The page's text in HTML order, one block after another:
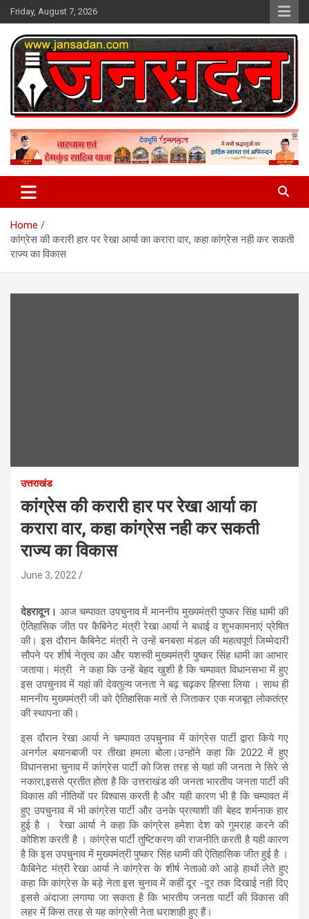
Skip
to
content
Friday, August 7, 2026
Jan Sadan
Home
कांग्रेस की करारी हार पर रेखा आर्या का करारा वार, कहा कांग्रेस नही कर सकती
राज्य का विकास
उत्तराखंड
कांग्रेस की करारी हार पर रेखा आर्या का
करारा वार, कहा कांग्रेस नही कर सकती
राज्य का विकास
June 3, 2022
देहरादून। आज चम्पावत उपचुनाव में माननीय मुख्यमंत्री पुष्कर सिंह धामी की
ऐतिहासिक जीत पर कैबिनेट मंत्री रेखा आर्या ने बधाई व शुभकामनाएं प्रेषित
की। इस दौरान कैबिनेट मंत्री ने उन्हें बनबसा मंडल की महत्वपूर्ण जिम्मेदारी
सौपने पर शीर्ष नेतृत्व का और यशस्वी मुख्यमंत्री पुष्कर सिंह धामी का आभार
जताया। मंत्री ने कहा कि उन्हें बेहद खुशी है कि चम्पावत विधानसभा में हुए
इस उपचुनाव में यहां की देवतुल्य जनता ने बढ़ चढ़कर हिस्सा लिया । साथ ही
माननीय मुख्यमंत्री जी को ऐतिहासिक मतों से जिताकर एक मजबूत लोकतंत्र
की स्थापना की।
इस दौरान रेखा आर्या ने चम्पावत उपचुनाव में कांग्रेस पार्टी द्वारा किये गए
अनर्गल बयानबाजी पर तीखा हमला बोला।उन्होंने कहा कि 2022 में हुए
विधानसभा चुनाव में कांग्रेस पार्टी को जिस तरह से यहां की जनता ने सिरे से
नकारा,इससे प्रतीत होता है कि उत्तराखंड की जनता भारतीय जनता पार्टी की
विकास की नीतियों पर विश्वास करती है और यही कारण भी है कि चम्पावत में
हुए उपचुनाव में भी कांग्रेस पार्टी और उनके प्रत्याशी की बेहद शर्मनाक हार
हुई है । रेखा आर्या ने कहा कि कांग्रेस हमेशा देश को गुमराह करने की
कोशिश करती है । कांग्रेस पार्टी तुष्टिकरण की राजनीति करती है यही कारण
है कि इस उपचुनाव में मुख्यमंत्री पुष्कर सिंह धामी की ऐतिहासिक जीत हुई है ।
कैबिनेट मंत्री रेखा आर्या ने कांग्रेस के शीर्ष नेताओ को आड़े हाथों लेते हुए
कहा कि कांग्रेस के बड़े नेता इस चुनाव में कहीं दूर -दूर तक दिखाई नही दिए
इससे अंदाजा लगाया जा सकता है कि भारतीय जनता पार्टी की विकास की
लहर में किस तरह से यह कांग्रेसी नेता धराशाही हुए हैं।